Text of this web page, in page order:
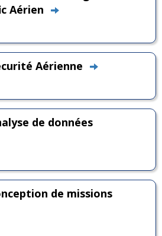
Aérien
Aérienne
de données
de missions